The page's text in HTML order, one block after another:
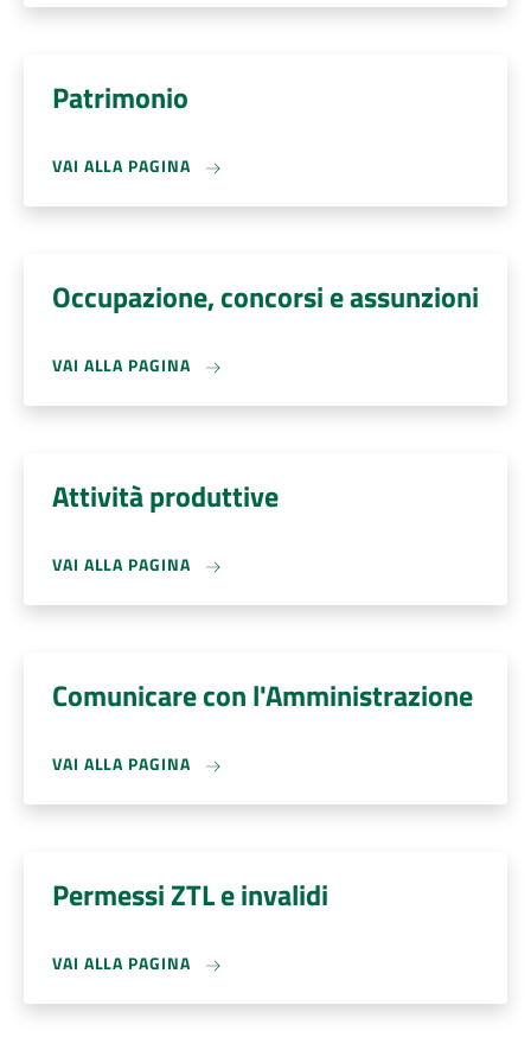
Patrimonio
VAI ALLA PAGINA
Occupazione, concorsi e assunzioni
VAI ALLA PAGINA
Attività produttive
VAI ALLA PAGINA
Comunicare con l'Amministrazione
VAI ALLA PAGINA
Permessi ZTL e invalidi
VAI ALLA PAGINA